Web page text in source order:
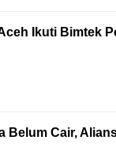
Ikuti Bimtek
Belum Cair,